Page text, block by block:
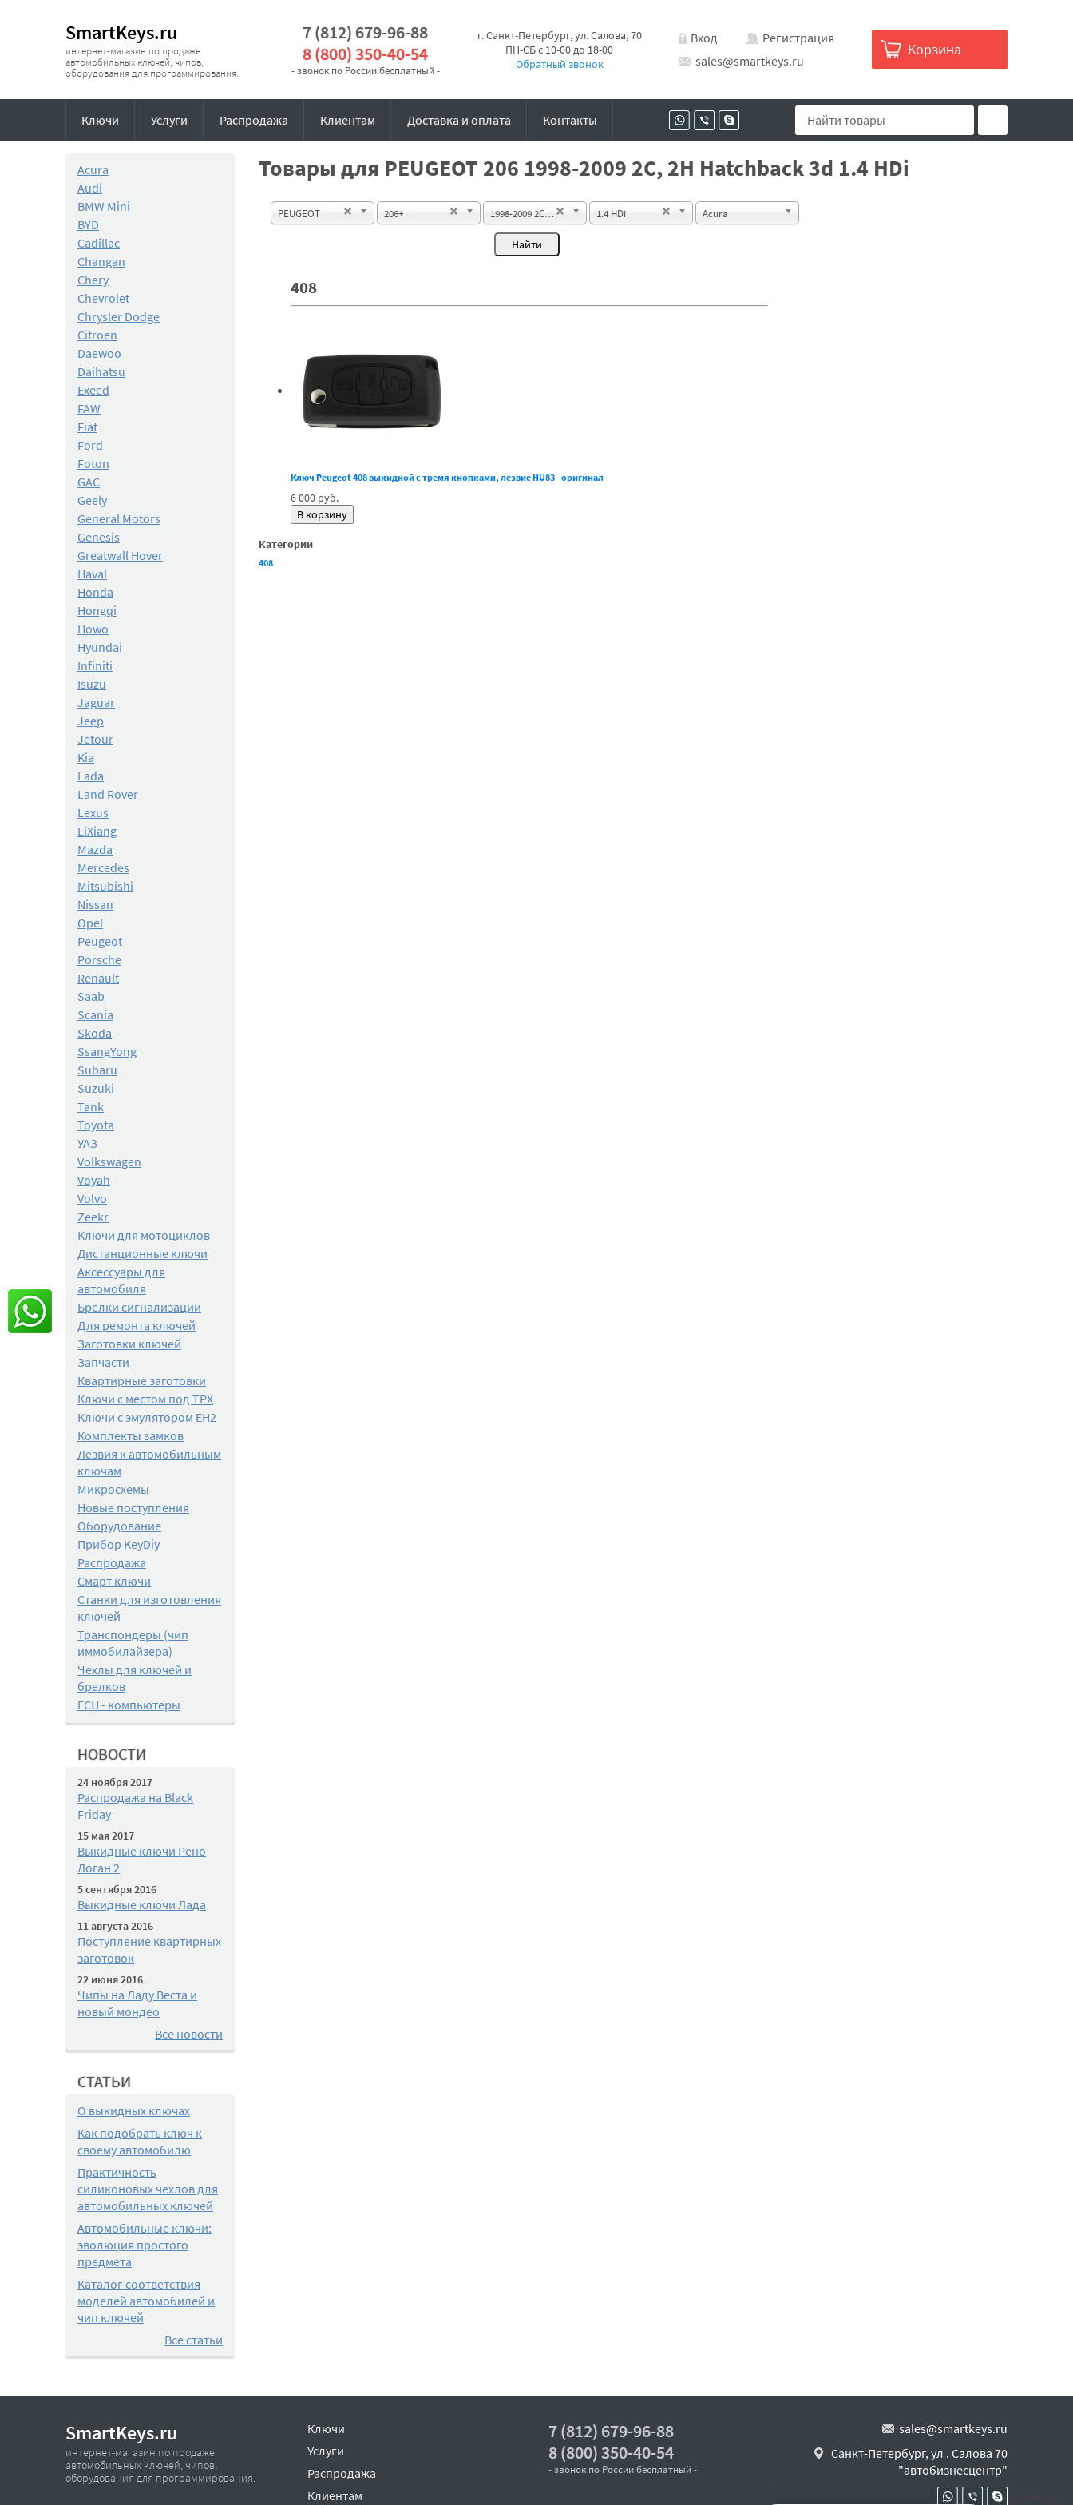
SmartKeys.ru
интернет-магазин по продаже
автомобильных ключей, чипов,
оборудования для программирования.
7 (812) 679-96-88
8 (800) 350-40-54
- звонок по России бесплатный -
г. Санкт-Петербург, ул. Салова, 70
ПН-СБ с 10-00 до 18-00
Обратный звонок
Вход
Регистрация
sales@smartkeys.ru
Корзина
Ключи Услуги Распродажа Клиентам Доставка и оплата Контакты
Acura
Audi
BMW Mini
BYD
Cadillac
Changan
Chery
Chevrolet
Chrysler Dodge
Citroen
Daewoo
Daihatsu
Exeed
FAW
Fiat
Ford
Foton
GAC
Geely
General Motors
Genesis
Greatwall Hover
Haval
Honda
Hongqi
Howo
Hyundai
Infiniti
Isuzu
Jaguar
Jeep
Jetour
Kia
Lada
Land Rover
Lexus
LiXiang
Mazda
Mercedes
Mitsubishi
Nissan
Opel
Peugeot
Porsche
Renault
Saab
Scania
Skoda
SsangYong
Subaru
Suzuki
Tank
Toyota
УАЗ
Volkswagen
Voyah
Volvo
Zeekr
Ключи для мотоциклов
Дистанционные ключи
Аксессуары для
автомобиля
Брелки сигнализации
Для ремонта ключей
Заготовки ключей
Запчасти
Квартирные заготовки
Ключи с местом под TPX
Ключи с эмулятором EH2
Комплекты замков
Лезвия к автомобильным
ключам
Микросхемы
Новые поступления
Оборудование
Прибор KeyDiy
Распродажа
Смарт ключи
Станки для изготовления
ключей
Транспондеры (чип
иммобилайзера)
Чехлы для ключей и
брелков
ECU - компьютеры
НОВОСТИ
24 ноября 2017
Распродажа на Black
Friday
15 мая 2017
Выкидные ключи Рено
Логан 2
5 сентября 2016
Выкидные ключи Лада
11 августа 2016
Поступление квартирных
заготовок
22 июня 2016
Чипы на Ладу Веста и
новый мондео
Все новости
СТАТЬИ
О выкидных ключах
Как подобрать ключ к
своему автомобилю
Практичность
силиконовых чехлов для
автомобильных ключей
Автомобильные ключи:
эволюция простого
предмета
Каталог соответствия
моделей автомобилей и
чип ключей
Все статьи
Товары для PEUGEOT 206 1998-2009 2C, 2H Hatchback 3d 1.4 HDi
PEUGEOT 206+ 1998-2009 2C, 2H Hatchback 3d 1.4 HDi Acura
408
Ключ Peugeot 408 выкидной с тремя кнопками, лезвие HU83 - оригинал
6 000 руб.
Категории
408
SmartKeys.ru
интернет-магазин по продаже
автомобильных ключей, чипов,
оборудования для программирования.
Ключи
Услуги
Распродажа
Клиентам
7 (812) 679-96-88
8 (800) 350-40-54
- звонок по России бесплатный -
sales@smartkeys.ru
Санкт-Петербург, ул . Салова 70
"автобизнесцентр"